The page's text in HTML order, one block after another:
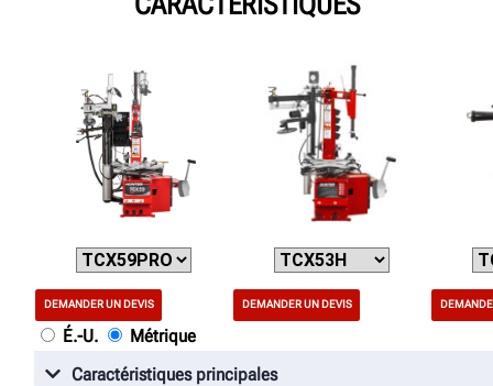
DEMANDER UN DEVIS DEMANDER UN DEVIS
É.-U.
Métrique
Caractéristiques principales